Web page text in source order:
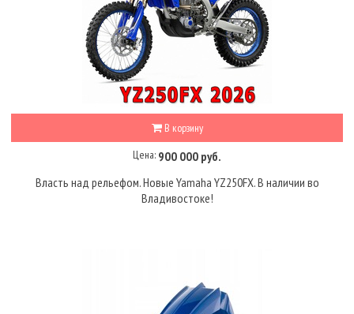
В корзину
Цена: 900 000 руб.
Власть над рельефом. Новые Yamaha YZ250FX. В наличии во
Владивостоке!